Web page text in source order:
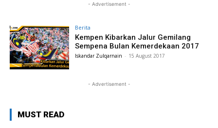
- Advertisement -
Berita
Kempen Kibarkan Jalur Gemilang
Sempena Bulan Kemerdekaan 2017
Iskandar Zulqarnain - 15 August 2017
- Advertisement -
MUST READ